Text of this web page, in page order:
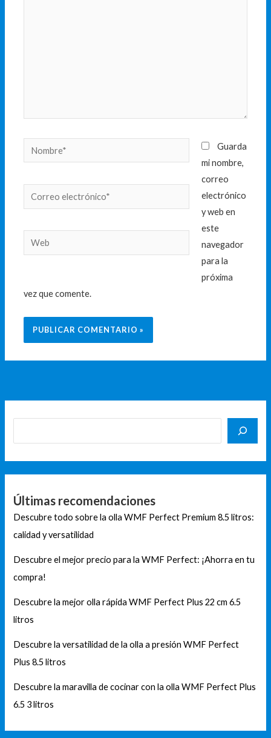
Nombre*
Correo
electrónico*
Web
Guarda
mi nombre,
correo
electrónico
y web en
este
navegador
para la
próxima
vez que comente.
Últimas recomendaciones
Descubre todo sobre la olla WMF Perfect Premium 8.5 litros:
calidad y versatilidad
Descubre el mejor precio para la WMF Perfect: ¡Ahorra en tu
compra!
Descubre la mejor olla rápida WMF Perfect Plus 22 cm 6.5
litros
Descubre la versatilidad de la olla a presión WMF Perfect
Plus 8.5 litros
Descubre la maravilla de cocinar con la olla WMF Perfect Plus
6.5 3 litros